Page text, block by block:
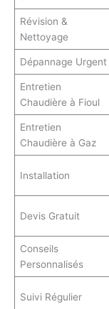
Révision &
Nettoyage
Dépannage Urgent
Entretien
Chaudière à Fioul
Entretien
Chaudière à Gaz
Installation
Devis Gratuit
Conseils
Personnalisés
Suivi Régulier